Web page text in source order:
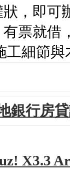
，即可
票就借
工細節
銀行房
X3.3